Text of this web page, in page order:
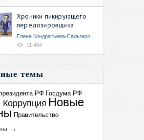
Хроники пикирующего
передозировщика
Елена Кондратьева-Сальгеро
11 484
темы
РФ Госдума РФ
Коррупция Новые
Правительство
→